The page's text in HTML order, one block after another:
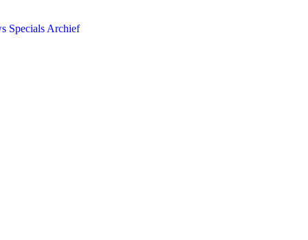
Specials Archief